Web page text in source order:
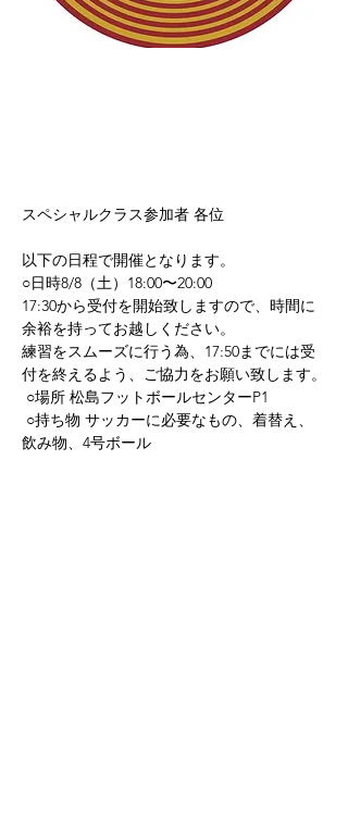
スペシャルクラス参加者 各位
以下の日程で開催となります。
○日時8/8（土）18:00〜20:00
17:30から受付を開始致しますので、時間に
余裕を持ってお越しください。
練習をスムーズに行う為、17:50までには受
付を終えるよう、ご協力をお願い致します。
○場所 松島フットボールセンターP1
○持ち物 サッカーに必要なもの、着替え、
飲み物、4号ボール